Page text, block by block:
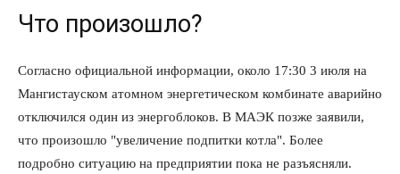
Что произошло?
Согласно официальной информации, около 17:30 3 июля на
Мангистауском атомном энергетическом комбинате аварийно
отключился один из энергоблоков. В МАЭК позже заявили,
что произошло "увеличение подпитки котла". Более
подробно ситуацию на предприятии пока не разъясняли.